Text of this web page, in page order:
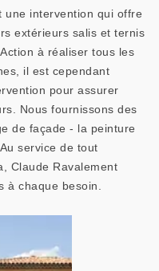
une intervention qui offre
extérieurs salis et ternis
à réaliser tous les
il est cependant
pour assurer
Nous fournissons des
de façade - la peinture
service de tout
Claude Ravalement
à chaque besoin.